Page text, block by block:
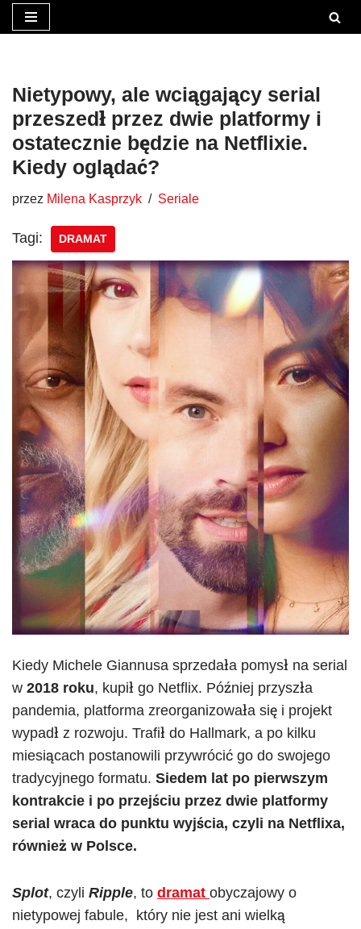
treści
Nietypowy, ale wciągający serial
przeszedł przez dwie platformy i
ostatecznie będzie na Netflixie.
Kiedy oglądać?
przez Milena Kasprzyk Seriale
Tagi: DRAMAT
Kiedy Michele Giannusa sprzedała pomysł na serial
w 2018 roku, kupił go Netflix. Później przyszła
pandemia, platforma zreorganizowała się i projekt
wypadł z rozwoju. Trafił do Hallmark, a po kilku
miesiącach postanowili przywrócić go do swojego
tradycyjnego formatu. Siedem lat po pierwszym
kontrakcie i po przejściu przez dwie platformy
serial wraca do punktu wyjścia, czyli na Netflixa,
również w Polsce.
Splot, czyli Ripple, to dramat obyczajowy o
nietypowej fabule, który nie jest ani wielką